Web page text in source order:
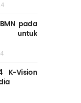
pada
untuk
K-Vision